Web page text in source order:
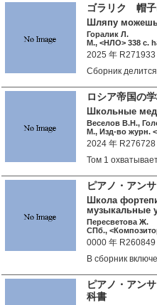
ゴラリク 帽子
Шляпу можешь
Горалик Л.
М., <НЛО> 338 c.
2025 年 R271933
Сборник делится
ロシア帝国の
Школьные
Веселов В.Н.,
М., Изд-во журн.
2024 年 R276728
Том 1
ピアノ・アン
Школа
музыкальные
Пересветова Ж.
СПб.,
0000 年 R260849
В сборник
ピアノ・アン
科書